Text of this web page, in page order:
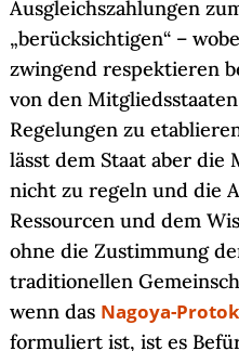
Ausgleichszahlungen
„berücksichtigen“ –
zwingend respektieren
von den
Regelungen zu
lässt dem Staat aber die
nicht zu regeln und die
Ressourcen und dem
ohne die Zustimmung
traditionellen
wenn das Nagoya-
formuliert ist, ist es